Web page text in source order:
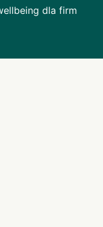
dla firm